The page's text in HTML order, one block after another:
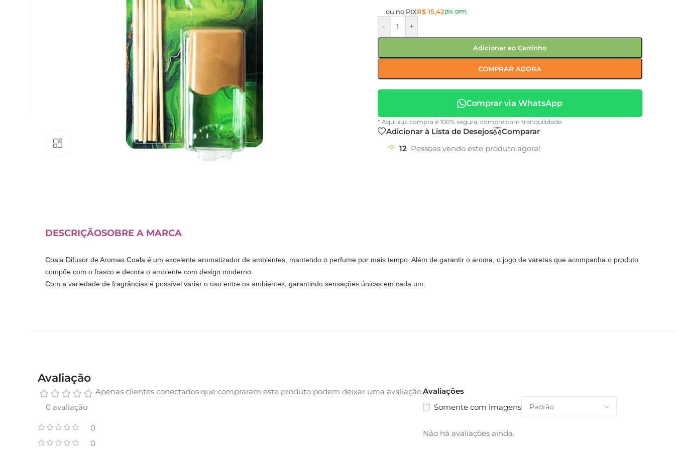
Av. Fábio Ferraz Bicudo, nº 1405
– Jd. Esplanada – Indaiatuba/SP
Clique para ampliar
ou no PIXR$15,42(3% OFF)
- +
Adicionar ao Carrinho
COMPRAR AGORA
Comprar via WhatsApp
* Aqui sua compra é 100% segura, compre com tranquilidade.
Adicionar à Lista de Desejos
Comparar
12 Pessoas vendo este produto agora!
DESCRIÇÃOSOBRE A MARCA
Coala Difusor de Aromas Coala é um excelente aromatizador de ambientes, mantendo o perfume por mais tempo. Além de garantir o aroma, o jogo de varetas que acompanha o produto
compõe com o frasco e decora o ambiente com design moderno.
Com a variedade de fragrâncias é possível variar o uso entre os ambientes, garantindo sensações únicas em cada um.
Avaliação
0 avaliação
0
0
Avaliações
Somente com imagens
Não há avaliações ainda.
Apenas clientes conectados que compraram este produto podem deixar uma avaliação.